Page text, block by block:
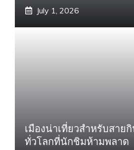
July 1, 2026
เมืองน่าเที่ยวสำหรับสาย
ทั่วโลกที่นักชิมห้ามพลาด